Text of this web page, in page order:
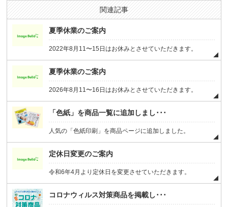
関連記事
夏季休業のご案内
2022年8月11〜15日はお休みとさせていただきます。
夏季休業のご案内
2026年8月11〜16日はお休みとさせていただきます。
「色紙」を商品一覧に追加しまし･･･
人気の「色紙印刷」を商品ページに追加しました。
定休日変更のご案内
令和6年4月より定休日を変更させていただきます。
コロナウィルス対策商品を掲載し･･･